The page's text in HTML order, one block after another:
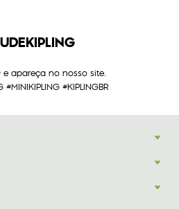
e apareça no nosso site.
#MINIKIPLING #KIPLINGBR